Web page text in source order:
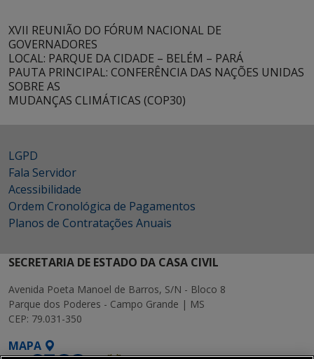
XVII REUNIÃO DO FÓRUM NACIONAL DE
GOVERNADORES
LOCAL: PARQUE DA CIDADE – BELÉM – PARÁ
PAUTA PRINCIPAL: CONFERÊNCIA DAS NAÇÕES UNIDAS
SOBRE AS
MUDANÇAS CLIMÁTICAS (COP30)
LGPD
Fala Servidor
Acessibilidade
Ordem Cronológica de Pagamentos
Planos de Contratações Anuais
SECRETARIA DE ESTADO DA CASA CIVIL
Avenida Poeta Manoel de Barros, S/N - Bloco 8
Parque dos Poderes - Campo Grande | MS
CEP: 79.031-350
MAPA